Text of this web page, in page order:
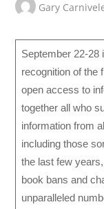
Gary
September 22-28
recognition of the
open access to
together all who
information from
including those
the last few
book bans and
unparalleled